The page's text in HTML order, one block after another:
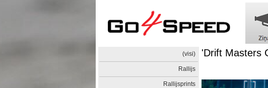
(visi)
Rallijs
Rallijsprints
'Drift Masters